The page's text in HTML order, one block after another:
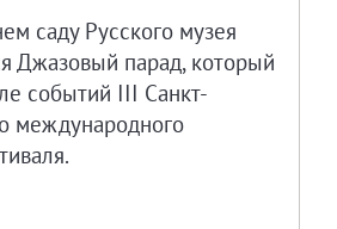
саду Русского музея
Джазовый парад, который
событий III Санкт-
международного